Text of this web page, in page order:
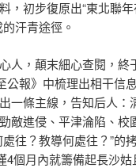
，初步復原出“東北聯年
汗青途徑。
人，顛末細心查閱，終
公報》中梳理出相干信
一條主線，告知后人：
敵進侵、平津淪陷、校
往？教導何處往？”的
4個月內就籌備起長沙